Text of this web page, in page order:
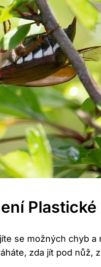
se možných chyb
zda jít pod